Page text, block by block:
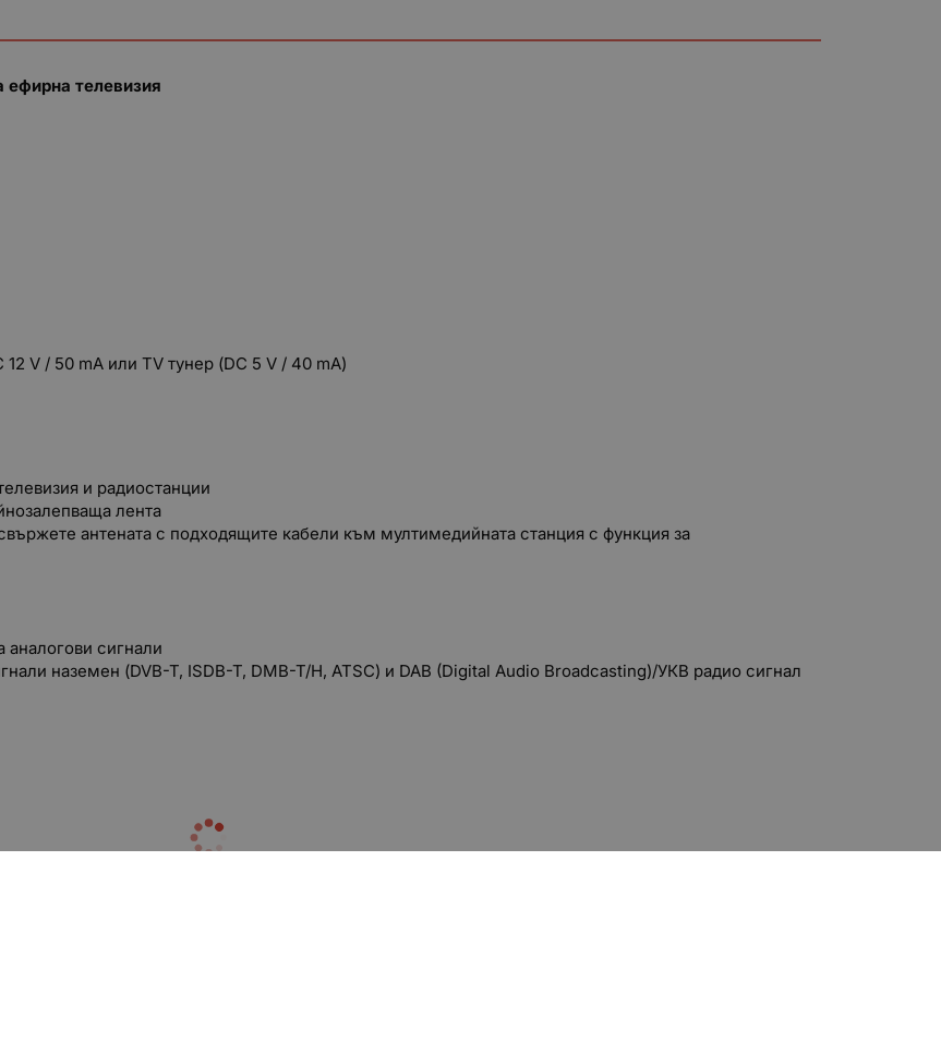
ефирна телевизия
V / 50 mA или TV тунер (DC 5 V / 40 mA)
и радиостанции
лента
антената с подходящите кабели към мултимедийната станция с функция за
аналогови сигнали
наземен (DVB-T, ISDB-T, DMB-T/H, ATSC) и DAB (Digital Audio Broadcasting)/УКВ радио сигнал